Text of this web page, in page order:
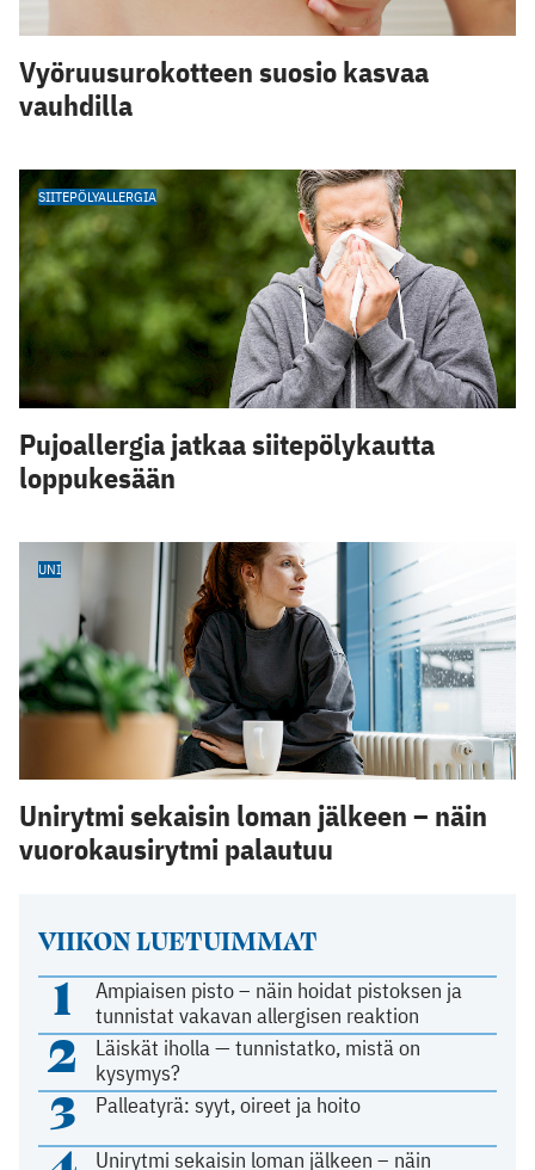
VIIKON LUETUIMMAT
1
Ampiaisen pisto – näin hoidat pistoksen ja
tunnistat vakavan allergisen reaktion
2
Läiskät iholla — tunnistatko, mistä on
kysymys?
3 Palleatyrä: syyt, oireet ja hoito
Unirytmi sekaisin loman jälkeen – näin
Vyöruusurokotteen suosio kasvaa
vauhdilla
SIITEPÖLYALLERGIA
Pujoallergia jatkaa siitepölykautta
loppukesään
UNI
Unirytmi sekaisin loman jälkeen – näin
vuorokausirytmi palautuu